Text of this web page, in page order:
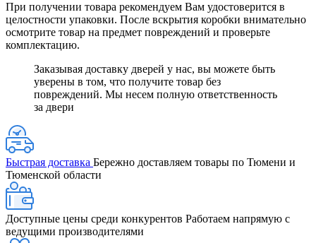
При получении товара рекомендуем Вам удостоверится в
целостности упаковки. После вскрытия коробки внимательно
осмотрите товар на предмет повреждений и проверьте
комплектацию.
Заказывая доставку дверей у нас, вы можете быть
уверены в том, что получите товар без
повреждений. Мы несем полную ответственность
за двери
Быстрая доставка Бережно доставляем товары по Тюмени и
Тюменской области
Доступные цены среди конкурентов Работаем напрямую с
ведущими производителями